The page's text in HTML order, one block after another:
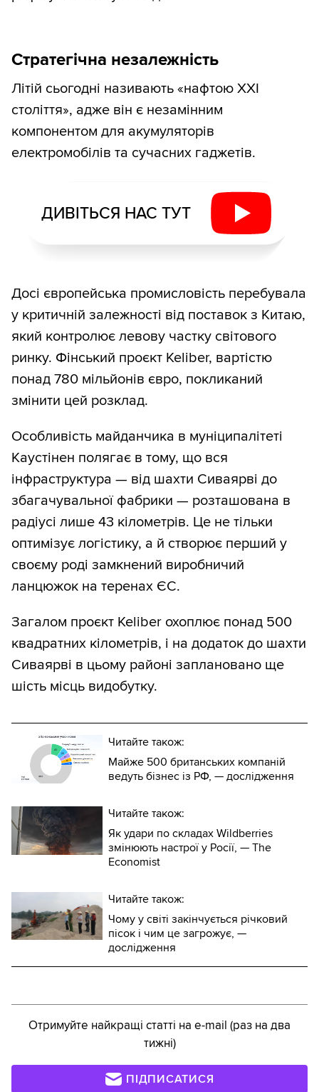
Стратегічна незалежність
Літій сьогодні називають «нафтою XXI
століття», адже він є незамінним
компонентом для акумуляторів
електромобілів та сучасних гаджетів.
ДИВІТЬСЯ НАС ТУТ
Досі європейська промисловість перебувала
у критичній залежності від поставок з Китаю,
який контролює левову частку світового
ринку. Фінський проєкт Keliber, вартістю
понад 780 мільйонів євро, покликаний
змінити цей розклад.
Особливість майданчика в муніципалітеті
Каустінен полягає в тому, що вся
інфраструктура — від шахти Сиваярві до
збагачувальної фабрики — розташована в
радіусі лише 43 кілометрів. Це не тільки
оптимізує логістику, а й створює перший у
своєму роді замкнений виробничий
ланцюжок на теренах ЄС.
Загалом проєкт Keliber охоплює понад 500
квадратних кілометрів, і на додаток до шахти
Сиваярві в цьому районі заплановано ще
шість місць видобутку.
Читайте також:
Майже 500 британських компаній
ведуть бізнес із РФ, — дослідження
Читайте також:
Як удари по складах Wildberries
змінюють настрої у Росії, — The
Economist
Читайте також:
Чому у світі закінчується річковий
пісок і чим це загрожує, —
дослідження
Отримуйте найкращі статті на e-mail (раз на два
тижні)
ПІДПИСАТИСЯ